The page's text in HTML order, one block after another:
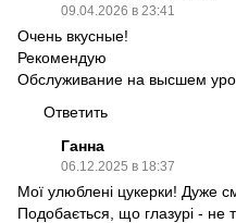
09.04.2026 в 23:41
Очень вкусные!
Рекомендую
Обслуживание на высшем
Ответить
Ганна
06.12.2025 в 18:37
Мої улюблені цукерки! Дуже
Подобається, що глазурі - не